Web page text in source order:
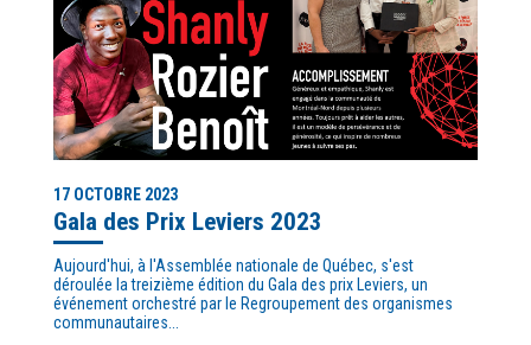
17 OCTOBRE 2023
Gala des Prix Leviers 2023
Aujourd'hui, à l'Assemblée nationale de Québec, s'est
déroulée la treizième édition du Gala des prix Leviers, un
événement orchestré par le Regroupement des organismes
communautaires...